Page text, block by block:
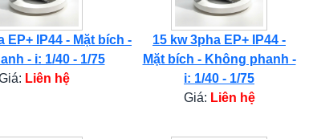
EP+ IP44 - Mặt bích -
- i: 1/40 - 1/75
Liên hệ
15 kw 3pha EP+ IP44 -
Mặt bích - Không phanh -
i: 1/40 - 1/75
Giá: Liên hệ